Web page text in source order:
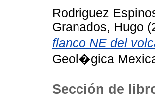
Rodriguez
Granados, Hugo
flanco NE del
Geol�gica
Sección de